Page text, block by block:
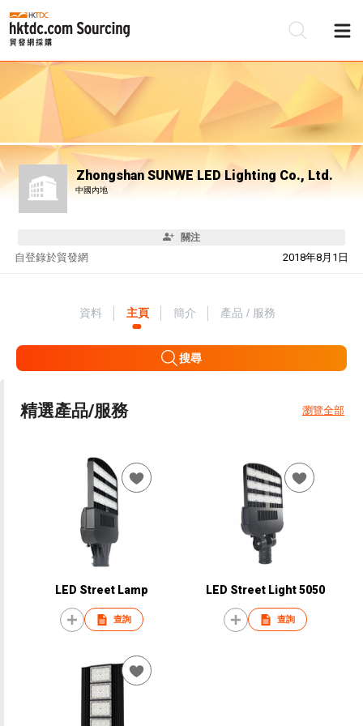
Zhongshan SUNWE LED Lighting Co., Ltd.
中國內地
關注
自 2018年8月1日
登錄於貿發網
資料 主頁 簡介 產品 / 服務
搜尋
精選產品/服務 瀏覽全部
LED Street Lamp
查詢
LED Street Light 5050
查詢